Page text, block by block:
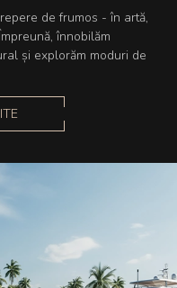
de frumos - în artă,
înnobilăm
și explorăm moduri de